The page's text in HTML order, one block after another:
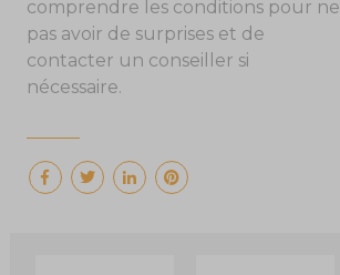
comprendre les conditions pour ne
pas avoir de surprises et de
contacter un conseiller si
nécessaire.